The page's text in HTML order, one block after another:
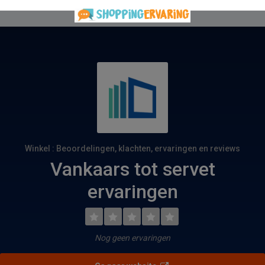
Winkel : Beoordelingen, klachten, ervaringen en reviews
Vankaars tot servet
ervaringen
Nog geen ervaringen